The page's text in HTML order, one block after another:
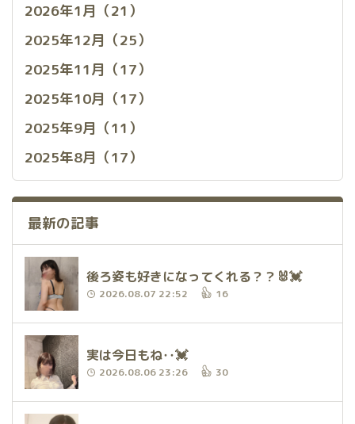
2026年1月（21）
2025年12月（25）
2025年11月（17）
2025年10月（17）
2025年9月（11）
2025年8月（17）
最新の記事
後ろ姿も好きになってくれる？？🐰💓
2026.08.07 22:52 16
実は今日もね‥💓
2026.08.06 23:26 30